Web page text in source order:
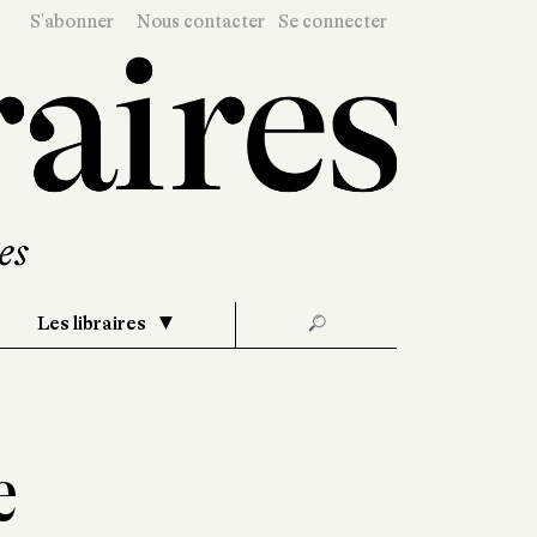
S'abonner Nous contacter Se connecter
Les libraires 🔎